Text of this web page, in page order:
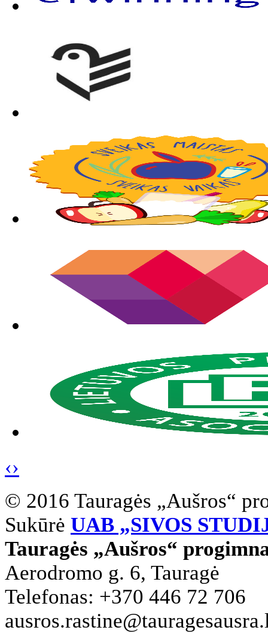
‹›
© 2016 Tauragės „Aušros“
Sukūrė UAB „SIVOS
Tauragės „Aušros“
Aerodromo g. 6, Tauragė
Telefonas: +370 446 72 706